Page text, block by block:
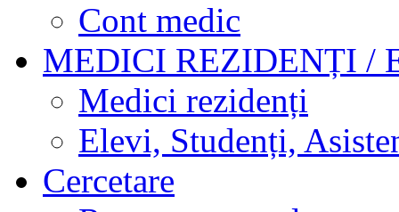
Cont medic
MEDICI REZIDENȚI /
Medici rezidenți
Elevi, Studenți,
Cercetare